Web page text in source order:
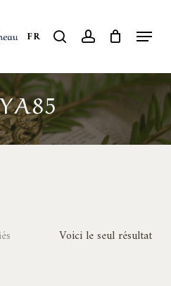
FR search account Menu
Voici le seul résultat
Close